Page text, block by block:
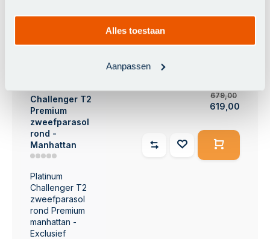
Alles toestaan
Aanpassen
Antraciet/Ash
Challenger T2
Premium
zweefparasol
rond -
Manhattan
Platinum
Challenger T2
zweefparasol
rond Premium
manhattan -
Exclusief
679,00
619,00